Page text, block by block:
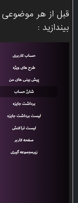
قبل از هر
بیندازید :